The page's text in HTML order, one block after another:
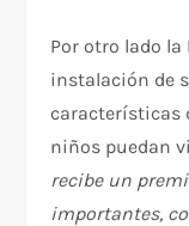
Por otro lado la
instalación de
características
niños puedan
recibe un
importantes,